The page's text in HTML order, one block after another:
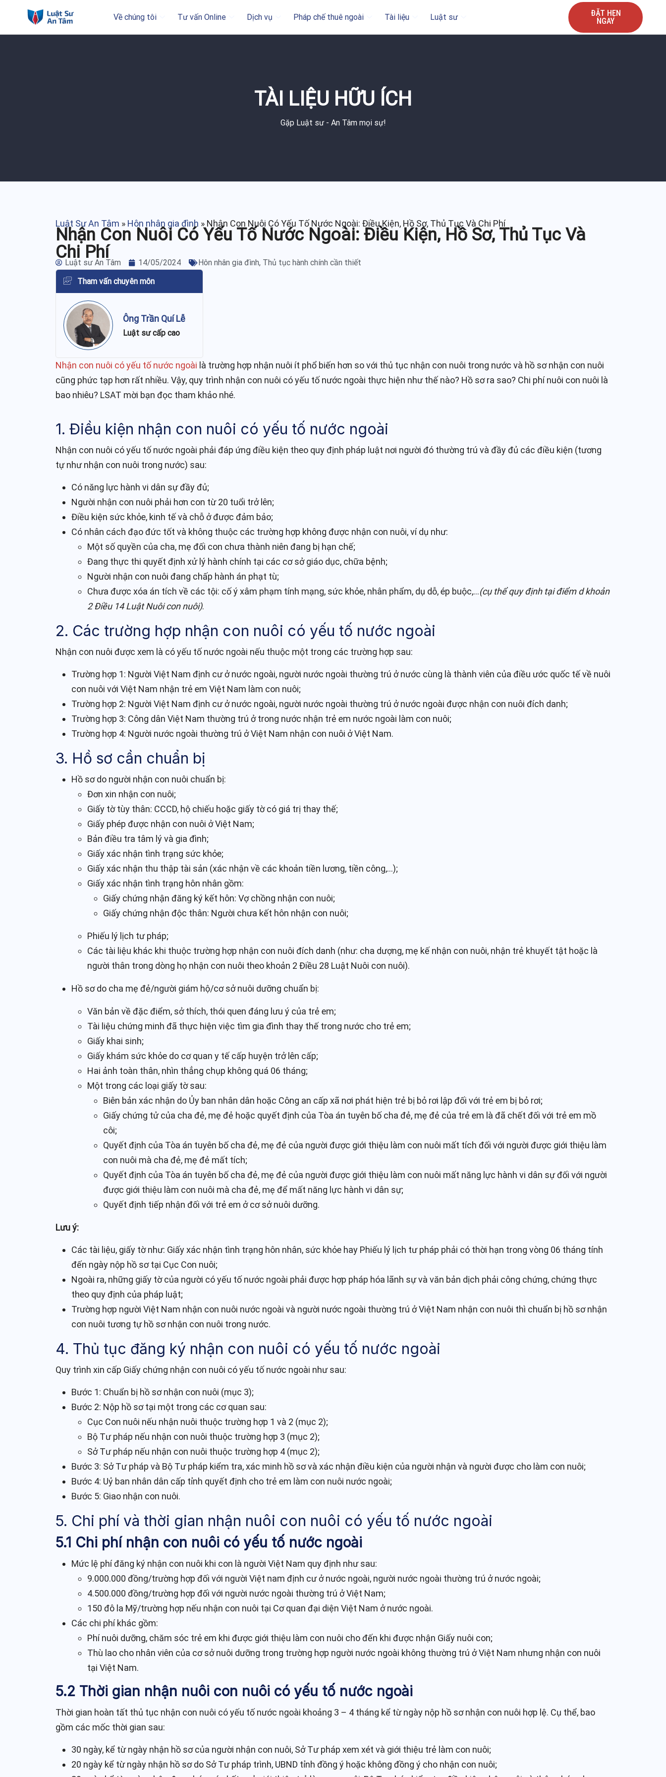
Về chúng tôi Tư vấn Online Dịch vụ Pháp chế thuê ngoài Tài liệu Luật sư
ĐẶT HẸN
NGAY
TÀI LIỆU HỮU ÍCH
Gặp Luật sư - An Tâm mọi sự!
Luật Sư An Tâm » Hôn nhân gia đình » Nhận Con Nuôi Có Yếu Tố Nước Ngoài: Điều Kiện, Hồ Sơ, Thủ Tục Và Chi Phí
Nhận Con Nuôi Có Yếu Tố Nước Ngoài: Điều Kiện, Hồ Sơ, Thủ Tục Và
Chi Phí
Luật sư An Tâm 14/05/2024 Hôn nhân gia đình, Thủ tục hành chính cần thiết
Tham vấn chuyên môn
Ông Trần Quí Lễ
Luật sư cấp cao
Nhận con nuôi có yếu tố nước ngoài là trường hợp nhận nuôi ít phổ biến hơn so với thủ tục nhận con nuôi trong nước và hồ sơ nhận con nuôi
cũng phức tạp hơn rất nhiều. Vậy, quy trình nhận con nuôi có yếu tố nước ngoài thực hiện như thế nào? Hồ sơ ra sao? Chi phí nuôi con nuôi là
bao nhiêu? LSAT mời bạn đọc tham khảo nhé.
1. Điều kiện nhận con nuôi có yếu tố nước ngoài
Nhận con nuôi có yếu tố nước ngoài phải đáp ứng điều kiện theo quy định pháp luật nơi người đó thường trú và đầy đủ các điều kiện (tương
tự như nhận con nuôi trong nước) sau:
Có năng lực hành vi dân sự đầy đủ;
Người nhận con nuôi phải hơn con từ 20 tuổi trở lên;
Điều kiện sức khỏe, kinh tế và chỗ ở được đảm bảo;
Có nhân cách đạo đức tốt và không thuộc các trường hợp không được nhận con nuôi, ví dụ như:
Một số quyền của cha, mẹ đối con chưa thành niên đang bị hạn chế;
Đang thực thi quyết định xử lý hành chính tại các cơ sở giáo dục, chữa bệnh;
Người nhận con nuôi đang chấp hành án phạt tù;
Chưa được xóa án tích về các tội: cố ý xâm phạm tính mạng, sức khỏe, nhân phẩm, dụ dỗ, ép buộc,…(cụ thể quy định tại điểm d khoản
2 Điều 14 Luật Nuôi con nuôi).
2. Các trường hợp nhận con nuôi có yếu tố nước ngoài
Nhận con nuôi được xem là có yếu tố nước ngoài nếu thuộc một trong các trường hợp sau:
Trường hợp 1: Người Việt Nam định cư ở nước ngoài, người nước ngoài thường trú ở nước cùng là thành viên của điều ước quốc tế về nuôi
con nuôi với Việt Nam nhận trẻ em Việt Nam làm con nuôi;
Trường hợp 2: Người Việt Nam định cư ở nước ngoài, người nước ngoài thường trú ở nước ngoài được nhận con nuôi đích danh;
Trường hợp 3: Công dân Việt Nam thường trú ở trong nước nhận trẻ em nước ngoài làm con nuôi;
Trường hợp 4: Người nước ngoài thường trú ở Việt Nam nhận con nuôi ở Việt Nam.
3. Hồ sơ cần chuẩn bị
Hồ sơ do người nhận con nuôi chuẩn bị:
Đơn xin nhận con nuôi;
Giấy tờ tùy thân: CCCD, hộ chiếu hoặc giấy tờ có giá trị thay thế;
Giấy phép được nhận con nuôi ở Việt Nam;
Bản điều tra tâm lý và gia đình;
Giấy xác nhận tình trạng sức khỏe;
Giấy xác nhận thu thập tài sản (xác nhận về các khoản tiền lương, tiền công,…);
Giấy xác nhận tình trạng hôn nhân gồm:
Giấy chứng nhận đăng ký kết hôn: Vợ chồng nhận con nuôi;
Giấy chứng nhận độc thân: Người chưa kết hôn nhận con nuôi;
Phiếu lý lịch tư pháp;
Các tài liệu khác khi thuộc trường hợp nhận con nuôi đích danh (như: cha dượng, mẹ kế nhận con nuôi, nhận trẻ khuyết tật hoặc là
người thân trong dòng họ nhận con nuôi theo khoản 2 Điều 28 Luật Nuôi con nuôi).
Hồ sơ do cha mẹ đẻ/người giám hộ/cơ sở nuôi dưỡng chuẩn bị:
Văn bản về đặc điểm, sở thích, thói quen đáng lưu ý của trẻ em;
Tài liệu chứng minh đã thực hiện việc tìm gia đình thay thế trong nước cho trẻ em;
Giấy khai sinh;
Giấy khám sức khỏe do cơ quan y tế cấp huyện trở lên cấp;
Hai ảnh toàn thân, nhìn thẳng chụp không quá 06 tháng;
Một trong các loại giấy tờ sau:
Biên bản xác nhận do Ủy ban nhân dân hoặc Công an cấp xã nơi phát hiện trẻ bị bỏ rơi lập đối với trẻ em bị bỏ rơi;
Giấy chứng tử của cha đẻ, mẹ đẻ hoặc quyết định của Tòa án tuyên bố cha đẻ, mẹ đẻ của trẻ em là đã chết đối với trẻ em mồ
côi;
Quyết định của Tòa án tuyên bố cha đẻ, mẹ đẻ của người được giới thiệu làm con nuôi mất tích đối với người được giới thiệu làm
con nuôi mà cha đẻ, mẹ đẻ mất tích;
Quyết định của Tòa án tuyên bố cha đẻ, mẹ đẻ của người được giới thiệu làm con nuôi mất năng lực hành vi dân sự đối với người
được giới thiệu làm con nuôi mà cha đẻ, mẹ để mất năng lực hành vi dân sự;
Quyết định tiếp nhận đối với trẻ em ở cơ sở nuôi dưỡng.
Lưu ý:
Các tài liệu, giấy tờ như: Giấy xác nhận tình trạng hôn nhân, sức khỏe hay Phiếu lý lịch tư pháp phải có thời hạn trong vòng 06 tháng tính
đến ngày nộp hồ sơ tại Cục Con nuôi;
Ngoài ra, những giấy tờ của người có yếu tố nước ngoài phải được hợp pháp hóa lãnh sự và văn bản dịch phải công chứng, chứng thực
theo quy định của pháp luật;
Trường hợp người Việt Nam nhận con nuôi nước ngoài và người nước ngoài thường trú ở Việt Nam nhận con nuôi thì chuẩn bị hồ sơ nhận
con nuôi tương tự hồ sơ nhận con nuôi trong nước.
4. Thủ tục đăng ký nhận con nuôi có yếu tố nước ngoài
Quy trình xin cấp Giấy chứng nhận con nuôi có yếu tố nước ngoài như sau:
Bước 1: Chuẩn bị hồ sơ nhận con nuôi (mục 3);
Bước 2: Nộp hồ sơ tại một trong các cơ quan sau:
Cục Con nuôi nếu nhận nuôi thuộc trường hợp 1 và 2 (mục 2);
Bộ Tư pháp nếu nhận con nuôi thuộc trường hợp 3 (mục 2);
Sở Tư pháp nếu nhận con nuôi thuộc trường hợp 4 (mục 2);
Bước 3: Sở Tư pháp và Bộ Tư pháp kiểm tra, xác minh hồ sơ và xác nhận điều kiện của người nhận và người được cho làm con nuôi;
Bước 4: Uỷ ban nhân dân cấp tỉnh quyết định cho trẻ em làm con nuôi nước ngoài;
Bước 5: Giao nhận con nuôi.
5. Chi phí và thời gian nhận nuôi con nuôi có yếu tố nước ngoài
5.1 Chi phí nhận con nuôi có yếu tố nước ngoài
Mức lệ phí đăng ký nhận con nuôi khi con là người Việt Nam quy định như sau:
9.000.000 đồng/trường hợp đối với người Việt nam định cư ở nước ngoài, người nước ngoài thường trú ở nước ngoài;
4.500.000 đồng/trường hợp đối với người nước ngoài thường trú ở Việt Nam;
150 đô la Mỹ/trường hợp nếu nhận con nuôi tại Cơ quan đại diện Việt Nam ở nước ngoài.
Các chi phí khác gồm:
Phí nuôi dưỡng, chăm sóc trẻ em khi được giới thiệu làm con nuôi cho đến khi được nhận Giấy nuôi con;
Thù lao cho nhân viên của cơ sở nuôi dưỡng trong trường hợp người nước ngoài không thường trú ở Việt Nam nhưng nhận con nuôi
tại Việt Nam.
5.2 Thời gian nhận nuôi con nuôi có yếu tố nước ngoài
Thời gian hoàn tất thủ tục nhận con nuôi có yếu tố nước ngoài khoảng 3 – 4 tháng kể từ ngày nộp hồ sơ nhận con nuôi hợp lệ. Cụ thể, bao
gồm các mốc thời gian sau:
30 ngày, kể từ ngày nhận hồ sơ của người nhận con nuôi, Sở Tư pháp xem xét và giới thiệu trẻ làm con nuôi;
20 ngày kể từ ngày nhận hồ sơ do Sở Tư pháp trình, UBND tỉnh đồng ý hoặc không đồng ý cho nhận con nuôi;